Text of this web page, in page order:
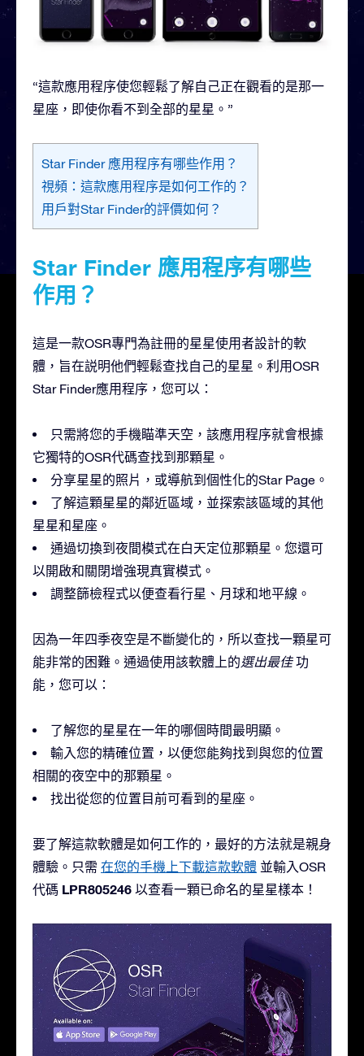
“這款應用程序使您輕鬆了解自己正在觀看的是那一
星座，即使你看不到全部的星星。”
Star Finder 應用程序有哪些作用？
視頻：這款應用程序是如何工作的？
用戶對Star Finder的評價如何？
Star Finder 應用程序有哪些
作用？
這是一款OSR專門為註冊的星星使用者設計的軟
體，旨在説明他們輕鬆查找自己的星星。利用OSR
Star Finder應用程序，您可以：
只需將您的手機瞄準天空，該應用程序就會根據
它獨特的OSR代碼查找到那顆星。
分享星星的照片，或導航到個性化的Star Page。
了解這顆星星的鄰近區域，並探索該區域的其他
星星和星座。
通過切換到夜間模式在白天定位那顆星。您還可
以開啟和關閉增強現真實模式。
調整篩檢程式以便查看行星、月球和地平線。
因為一年四季夜空是不斷變化的，所以查找一顆星可
能非常的困難。通過使用該軟體上的選出最佳功
能，您可以：
了解您的星星在一年的哪個時間最明顯。
輸入您的精確位置，以便您能夠找到與您的位置
相關的夜空中的那顆星。
找出從您的位置目前可看到的星座。
要了解這款軟體是如何工作的，最好的方法就是親身
體驗。只需 在您的手機上下載這款軟體 並輸入OSR
代碼 LPR805246 以查看一顆已命名的星星樣本！